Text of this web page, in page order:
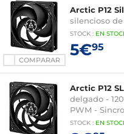
COMPARAR
Arctic P12
silencioso
STOCK : EN
5€95
Arctic P12
delgado -
PWM -
STOCK : EN